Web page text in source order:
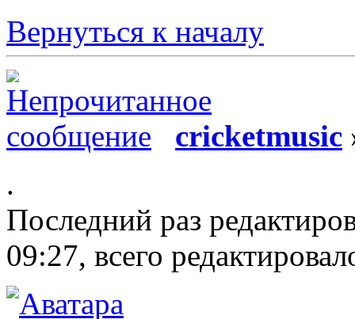
Вернуться к началу
cricketmusic
.
Последний раз
09:27, всего